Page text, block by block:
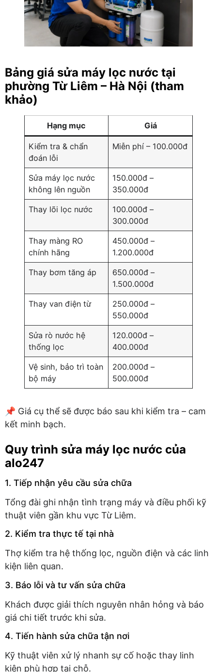
Bảng giá sửa máy lọc nước tại
phường Từ Liêm – Hà Nội (tham
khảo)
Hạng mục Giá
Kiểm tra & chẩn
đoán lỗi
Miễn phí – 100.000đ
Sửa máy lọc nước
không lên nguồn
150.000đ –
350.000đ
Thay lõi lọc nước
100.000đ –
300.000đ
Thay màng RO
chính hãng
450.000đ –
1.200.000đ
Thay bơm tăng áp
650.000đ –
1.500.000đ
Thay van điện từ
250.000đ –
550.000đ
Sửa rò nước hệ
thống lọc
120.000đ –
400.000đ
Vệ sinh, bảo trì toàn
bộ máy
200.000đ –
500.000đ
📌 Giá cụ thể sẽ được báo sau khi kiểm tra – cam
kết minh bạch.
Quy trình sửa máy lọc nước của
alo247
1. Tiếp nhận yêu cầu sửa chữa
Tổng đài ghi nhận tình trạng máy và điều phối kỹ
thuật viên gần khu vực Từ Liêm.
2. Kiểm tra thực tế tại nhà
Thợ kiểm tra hệ thống lọc, nguồn điện và các linh
kiện liên quan.
3. Báo lỗi và tư vấn sửa chữa
Khách được giải thích nguyên nhân hỏng và báo
giá chi tiết trước khi sửa.
4. Tiến hành sửa chữa tận nơi
Kỹ thuật viên xử lý nhanh sự cố hoặc thay linh
kiện phù hợp tại chỗ.